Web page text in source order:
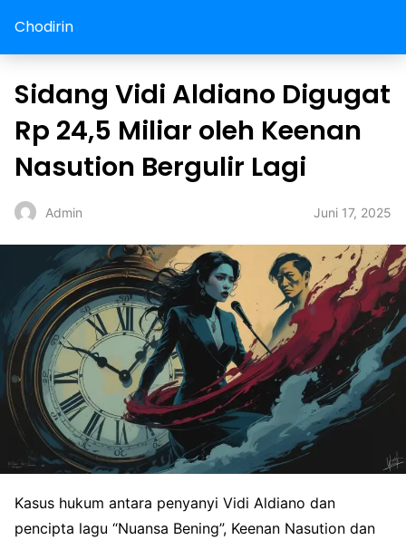
Chodirin
Sidang Vidi Aldiano Digugat
Rp 24,5 Miliar oleh Keenan
Nasution Bergulir Lagi
Admin Juni 17, 2025
Kasus hukum antara penyanyi Vidi Aldiano dan
pencipta lagu “Nuansa Bening”, Keenan Nasution dan